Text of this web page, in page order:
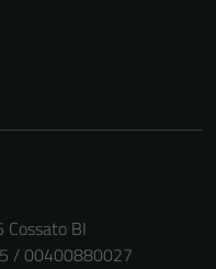
Cossato BI
/ 00400880027